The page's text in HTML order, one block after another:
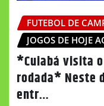
FUTEBOL DE
JOGOS DE HOJE
*Cuiabá visita
rodada* Neste
entr…